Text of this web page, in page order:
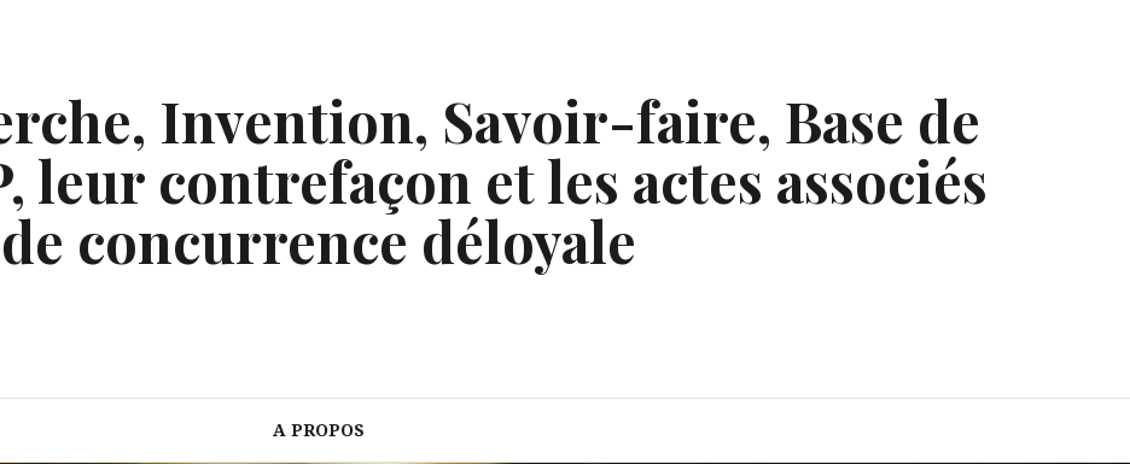
Invention, Savoir-faire, Base de
leur contrefaçon et les actes associés
de concurrence déloyale
A PROPOS